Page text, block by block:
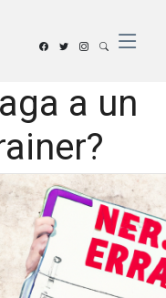
a un